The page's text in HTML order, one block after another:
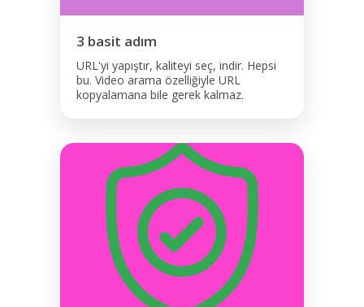
3 basit adım
URL'yi yapıştır, kaliteyi seç, indir. Hepsi
bu. Video arama özelliğiyle URL
kopyalamana bile gerek kalmaz.